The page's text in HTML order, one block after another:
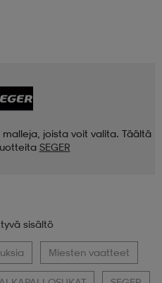
joista voit valita. Täältä
SEGER
sisältö
Miesten vaatteet